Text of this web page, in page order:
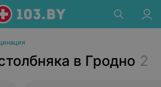
в Гродно 2